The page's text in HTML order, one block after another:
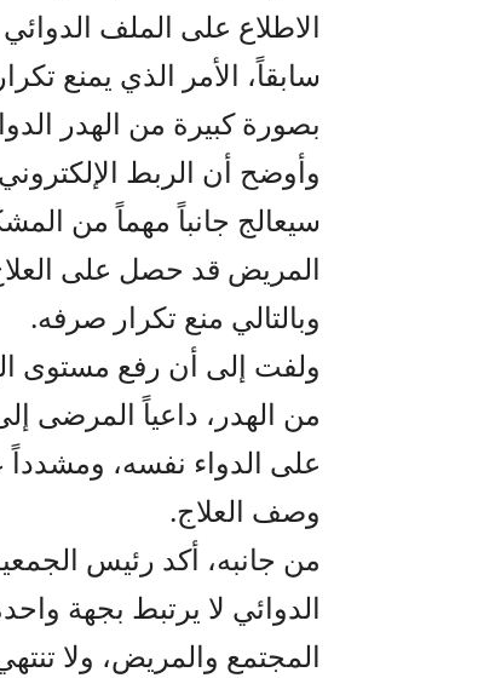
الاطلاع على الملف
سابقاً، الأمر الذي يمنع
بصورة كبيرة من الهدر
وأوضح أن الربط
سيعالج جانباً مهماً من
المريض قد حصل على
وبالتالي منع تكرار صرفه.
ولفت إلى أن رفع مستوى
من الهدر، داعياً
على الدواء نفسه،
وصف العلاج.
من جانبه، أكد رئيس
الدوائي لا يرتبط بجهة
المجتمع والمريض، ولا